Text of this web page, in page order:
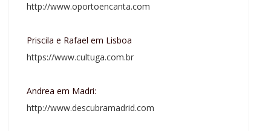
http://www.oportoencanta.com
Priscila e Rafael em Lisboa
https://www.cultuga.com.br
Andrea em Madri:
http://www.descubramadrid.com